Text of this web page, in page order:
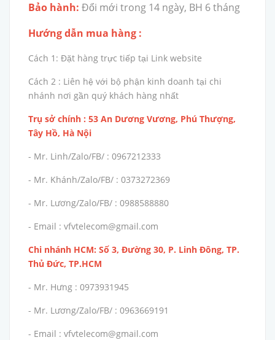
Bảo hành: Đổi mới trong 14 ngày, BH 6 tháng
Hướng dẫn mua hàng :
Cách 1: Đặt hàng trực tiếp tại Link website
Cách 2 : Liên hệ với bộ phận kinh doanh tại chi
nhánh nơi gần quý khách hàng nhất
Trụ sở chính : 53 An Dương Vương, Phú Thượng,
Tây Hồ, Hà Nội
- Mr. Linh/Zalo/FB/ : 0967212333
- Mr. Khánh/Zalo/FB/ : 0373272369
- Mr. Lương/Zalo/FB/ : 0988588880
- Email : vfvtelecom@gmail.com
Chi nhánh HCM: Số 3, Đường 30, P. Linh Đông, TP.
Thủ Đức, TP.HCM
- Mr. Hưng : 0973931945
- Mr. Lương/Zalo/FB/ : 0963669191
- Email : vfvtelecom@gmail.com